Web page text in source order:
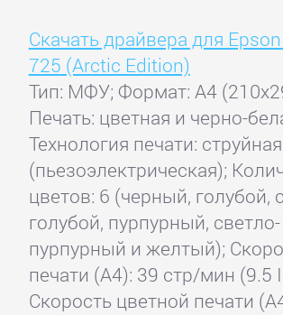
Скачать драйвера для
725 (Arctic Edition)
Тип: МФУ; Формат: A4
Печать: цветная и черно-
Технология печати: струйная
(пьезоэлектрическая);
цветов: 6 (черный, голубой,
голубой, пурпурный, светло-
пурпурный и желтый);
печати (А4): 39 стр/мин (9.5
Скорость цветной печати